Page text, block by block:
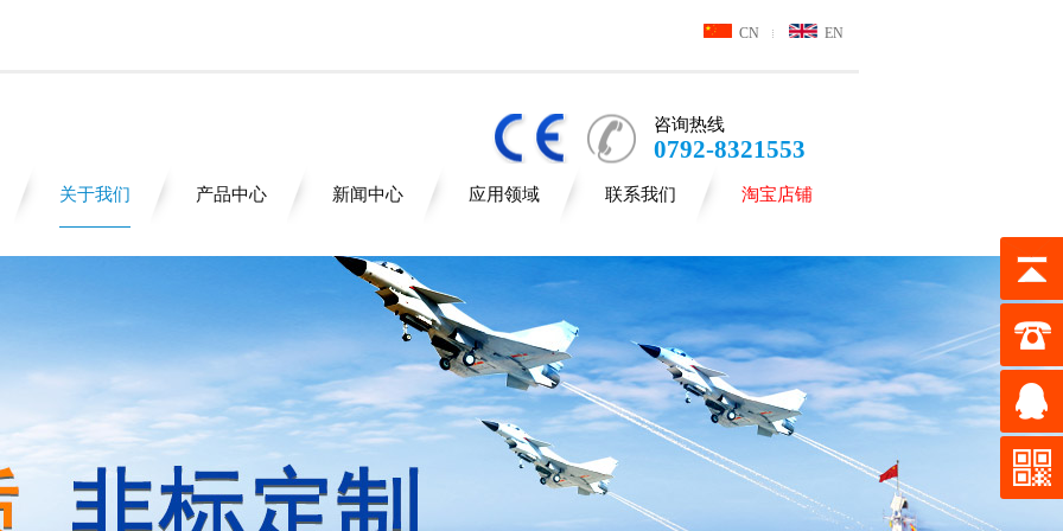
CN EN
咨询热线
0792-8321553
关于我们 产品中心 新闻中心 应用领域 联系我们 淘宝店铺